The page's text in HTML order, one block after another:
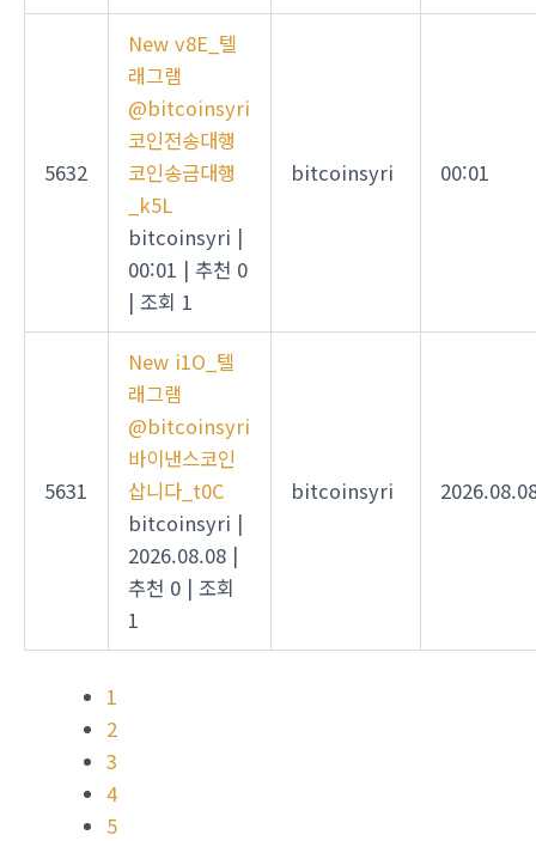
5632
New v8E_텔
래그램
@bitcoinsyri
코인전송대행
코인송금대행
_k5L
bitcoinsyri |
00:01 | 추천 0
| 조회 1
bitcoinsyri 00:01
5631
New i1O_텔
래그램
@bitcoinsyri
바이낸스코인
삽니다_t0C
bitcoinsyri |
2026.08.08 |
추천 0 | 조회
1
bitcoinsyri
1
2
3
4
5